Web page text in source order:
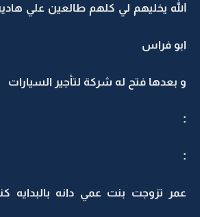
الله يخليهم لي كلهم طالعين علي
ابو فراس
و بعدها فتح له شركة لتأجير السيارات
:
:
عمر تزوجت بنت عمي دانه بالبدايه